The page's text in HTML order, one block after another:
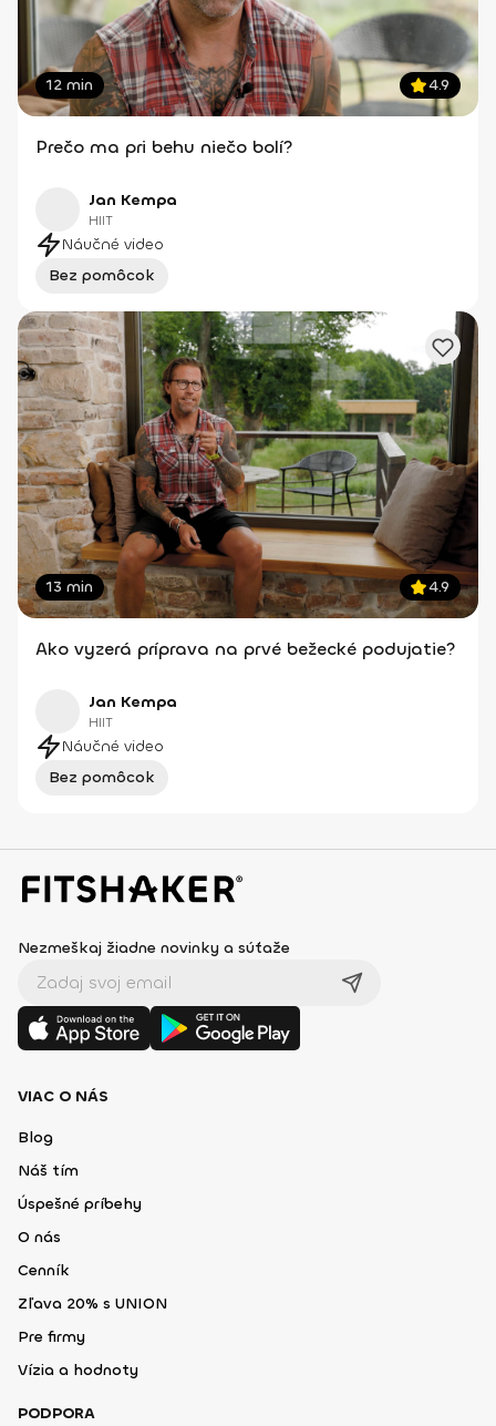
12 min 4.9
Prečo ma pri behu niečo bolí?
Jan Kempa
HIIT
Náučné video
Bez pomôcok
13 min 4.9
Ako vyzerá príprava na prvé bežecké podujatie?
Jan Kempa
HIIT
Náučné video
Bez pomôcok
Nezmeškaj žiadne novinky a súťaže
VIAC O NÁS
Blog
Náš tím
Úspešné príbehy
O nás
Cenník
Zľava 20% s UNION
Pre firmy
Vízia a hodnoty
PODPORA